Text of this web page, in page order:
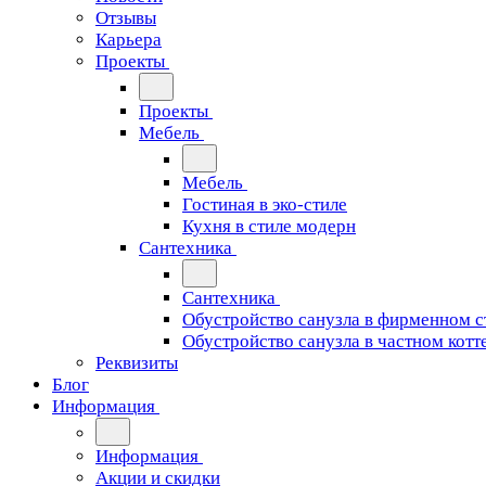
Отзывы
Карьера
Проекты
Проекты
Мебель
Мебель
Гостиная в эко-стиле
Кухня в стиле модерн
Сантехника
Сантехника
Обустройство санузла в фирменном
Обустройство санузла в частном
Реквизиты
Блог
Информация
Информация
Акции и скидки